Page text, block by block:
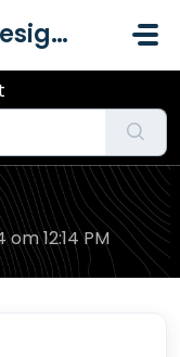
SERA Business Design B.V.
12:14 PM